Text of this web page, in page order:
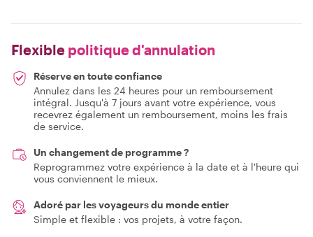
Flexible politique d'annulation
Réserve en toute confiance
Annulez dans les 24 heures pour un remboursement
intégral. Jusqu'à 7 jours avant votre expérience, vous
recevrez également un remboursement, moins les frais
de service.
Un changement de programme ?
Reprogrammez votre expérience à la date et à l'heure qui
vous conviennent le mieux.
Adoré par les voyageurs du monde entier
Simple et flexible : vos projets, à votre façon.